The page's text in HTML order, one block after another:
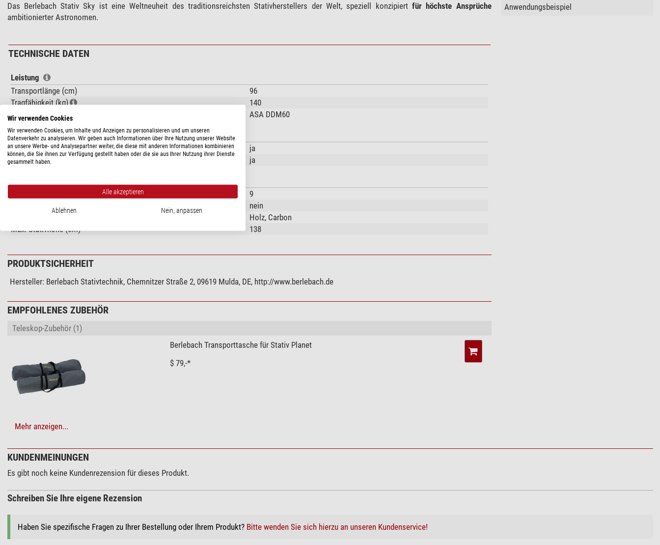
Das Berlebach Stativ Sky ist eine Weltneuheit des traditionsreichsten Stativherstellers der Welt, speziell konzipiertfür höchste Ansprüche
ambitionierter Astronomen.
TECHNISCHE DATEN
Leistung
Transportlänge (cm)
96
Tragfähigkeit (kg)
140
Passend für Montierung
ASA DDM60
Besonderheiten
Zubehörablage
ja
Libelle
ja
9
nein
Holz, Carbon
Max. Stativhöhe (cm)
138
PRODUKTSICHERHEIT
Hersteller: Berlebach Stativtechnik, Chemnitzer Straße 2, 09619 Mulda, DE, http://www.berlebach.de
EMPFOHLENES ZUBEHÖR
Teleskop-Zubehör (1)
Berlebach Transporttasche für Stativ Planet
$ 79,-*
Montierungen & Zubehör (2)
+ Weitere Zubehörprodukte in dieser Kategorie: 1
*
Mehr anzeigen...
Anwendungsbeispiel
KUNDENMEINUNGEN
Es gibt noch keine Kundenrezension für dieses Produkt.
Schreiben Sie Ihre eigene Rezension
Haben Sie spezifische Fragen zu Ihrer Bestellung oder Ihrem Produkt? Bitte wenden Sie sich hierzu an unseren Kundenservice!
Wir verwenden Cookies
Wir verwenden Cookies, um Inhalte und Anzeigen zu personalisieren und um unseren
Datenverkehr zu analysieren. Wir geben auch Informationen über Ihre Nutzung unserer Website
an unsere Werbe- und Analysepartner weiter, die diese mit anderen Informationen kombinieren
können, die Sie ihnen zur Verfügung gestellt haben oder die sie aus Ihrer Nutzung ihrer Dienste
gesammelt haben.
Alle akzeptieren
Ablehnen Nein, anpassen